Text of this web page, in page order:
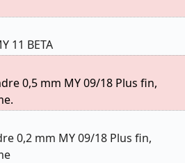
11 BETA
0,5 mm MY 09/18 Plus fin,
0,2 mm MY 09/18 Plus fin,